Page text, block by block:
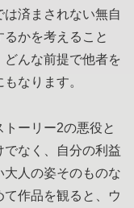
済まされない無自
かを考えること
んな前提で他者を
なります。
ーリー2の悪役と
なく、自分の利益
人の姿そのものな
作品を観ると、ウ